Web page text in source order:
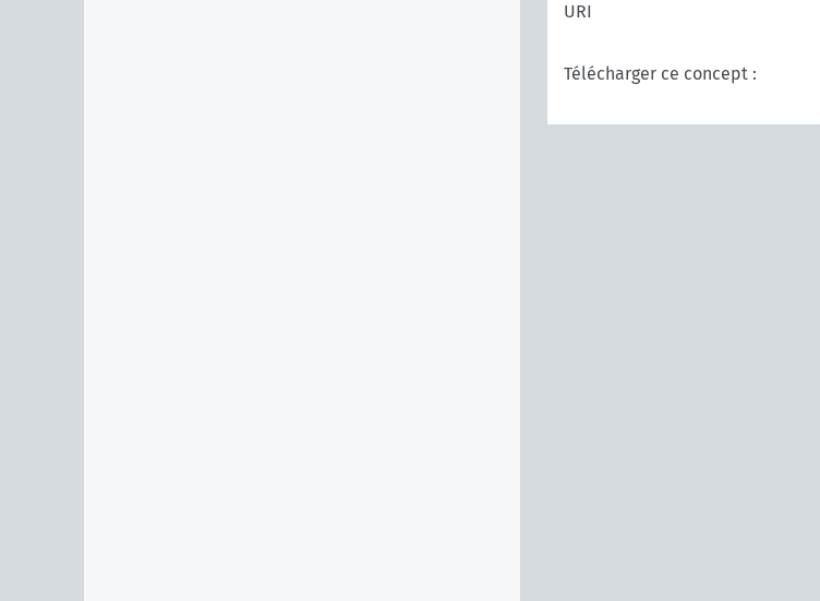
URI
Télécharger ce concept :